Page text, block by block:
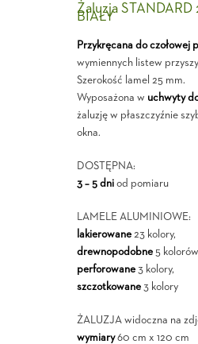
Żaluzja STANDARD
BIAŁY
Przykręcana do czołowej
wymiennych listew
Szerokość lamel 25 mm.
Wyposażona w uchwyty
żaluzję w płaszczyźnie
okna.
DOSTĘPNA:
3 – 5 dniod pomiaru
LAMELE ALUMINIOWE:
lakierowane23 kolory,
drewnopodobne5
perforowane3 kolory,
szczotkowane3 kolory
ŻALUZJA widoczna na
wymiary60 cm x 120 cm